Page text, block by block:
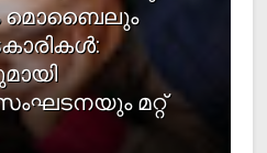
മൊബൈലും
മറ്റ്